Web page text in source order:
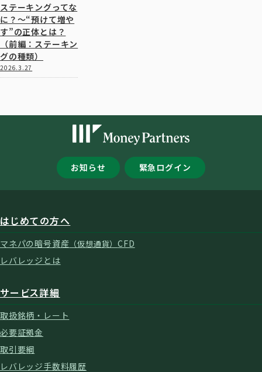
ステーキングってな
に？～“預けて増や
す”の正体とは？
（前編：ステーキン
グの種類）
2026.3.27
お知らせ 緊急ログイン
はじめての方へ
マネパの暗号資産 （仮想通貨）CFD
レバレッジとは
サービス詳細
取扱銘柄・レート
必要証拠金
取引要綱
レバレッジ手数料履歴